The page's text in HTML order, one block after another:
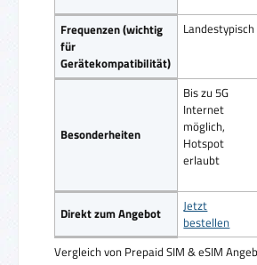
Vergleich von Prepaid SIM & eSIM
Frequenzen (wichtig
für
Gerätekompatibilität)
Landestypisch
Besonderheiten
Bis zu 5G
Internet
möglich,
Hotspot
erlaubt
Direkt zum Angebot
Jetzt
bestellen